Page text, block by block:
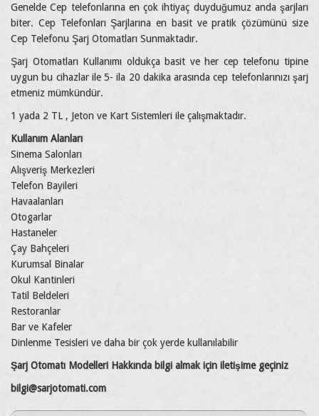
Genelde Cep telefonlarına en çok ihtiyaç duyduğumuz anda şarjları
biter. Cep Telefonları Şarjlarına en basit ve pratik çözümünü size
Cep Telefonu Şarj Otomatları Sunmaktadır.
Şarj Otomatları Kullanımı oldukça basit ve her cep telefonu tipine
uygun bu cihazlar ile 5- ila 20 dakika arasında cep telefonlarınızı şarj
etmeniz mümkündür.
1 yada 2 TL , Jeton ve Kart Sistemleri ile çalışmaktadır.
Kullanım Alanları
Sinema Salonları
Alışveriş Merkezleri
Telefon Bayileri
Havaalanları
Otogarlar
Hastaneler
Çay Bahçeleri
Kurumsal Binalar
Okul Kantinleri
Tatil Beldeleri
Restoranlar
Bar ve Kafeler
Dinlenme Tesisleri ve daha bir çok yerde kullanılabilir
Şarj Otomatı Modelleri Hakkında bilgi almak için iletişime geçiniz
bilgi@sarjotomati.com